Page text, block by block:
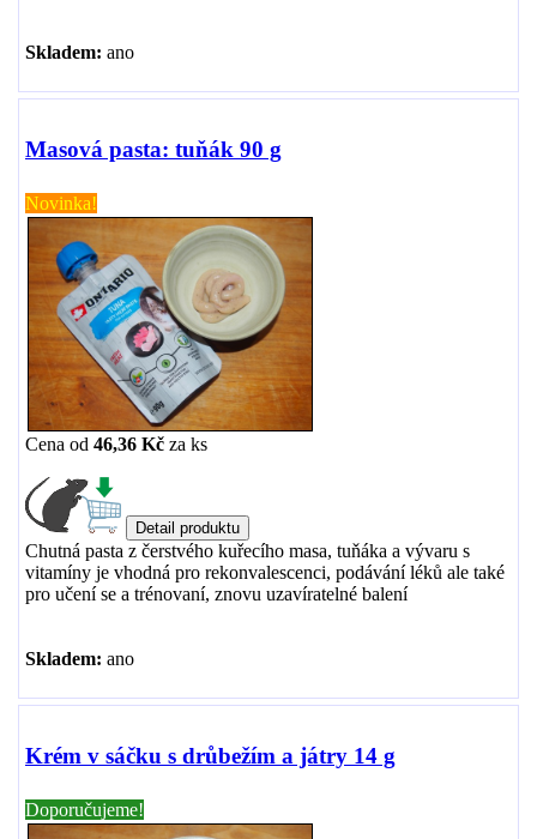
Skladem: ano
Masová pasta: tuňák 90 g
Novinka!
Cena od 46,36 Kč za ks
Chutná pasta z čerstvého kuřecího masa, tuňáka a vývaru s
vitamíny je vhodná pro rekonvalescenci, podávání léků ale také
pro učení se a trénovaní, znovu uzavíratelné balení
Skladem: ano
Krém v sáčku s drůbežím a játry 14 g
Doporučujeme!